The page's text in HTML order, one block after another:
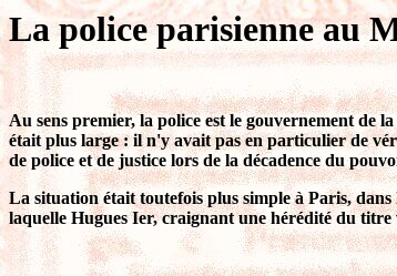
La police parisienne au
Au sens premier, la police est le gouvernement de
était plus large : il n'y avait pas en particulier de
de police et de justice lors de la décadence du
La situation était toutefois plus simple à Paris,
laquelle Hugues Ier, craignant une hérédité du